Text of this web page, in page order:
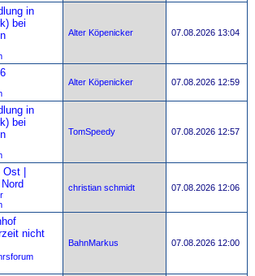
in
bei
Alter Köpenicker 07.08.2026 13:04
Alter Köpenicker 07.08.2026 12:59
in
bei
TomSpeedy 07.08.2026 12:57
|
christian schmidt 07.08.2026 12:06
nicht
BahnMarkus 07.08.2026 12:00